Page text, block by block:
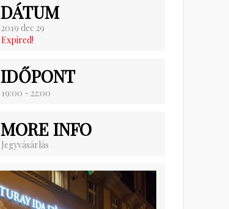
DÁTUM
2019 dec 29
Expired!
IDŐPONT
19:00 - 22:00
MORE INFO
Jegyvásárlás